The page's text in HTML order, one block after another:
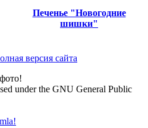
Печенье "Новогодние
шишки"
версия сайта
under the GNU General Public